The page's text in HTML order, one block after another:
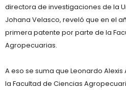
directora de investigaciones de la
Johana Velasco, reveló que en el
primera patente por parte de la
Agropecuarias.
A eso se suma que Leonardo
la Facultad de Ciencias